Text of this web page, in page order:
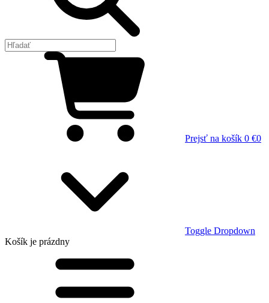
Prejsť na košík 0 €0
Toggle Dropdown
Košík je prázdny